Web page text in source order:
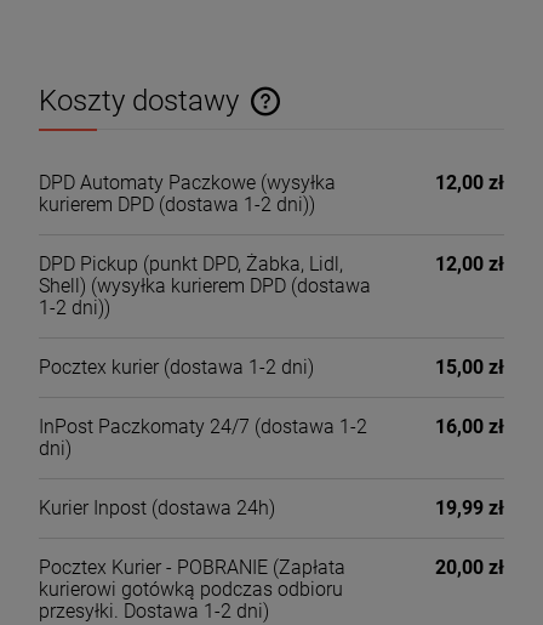
Koszty dostawy
Cena nie zawiera ewentualnych kosztów płatności
DPD Automaty Paczkowe (wysyłka
kurierem DPD (dostawa 1-2 dni))
12,00 zł
DPD Pickup (punkt DPD, Żabka, Lidl,
Shell) (wysyłka kurierem DPD (dostawa
1-2 dni))
12,00 zł
Pocztex kurier (dostawa 1-2 dni) 15,00 zł
InPost Paczkomaty 24/7 (dostawa 1-2
dni)
16,00 zł
Kurier Inpost (dostawa 24h) 19,99 zł
Pocztex Kurier - POBRANIE (Zapłata
kurierowi gotówką podczas odbioru
przesyłki. Dostawa 1-2 dni)
20,00 zł